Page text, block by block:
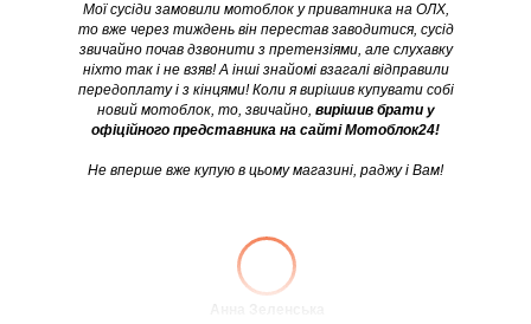
Мої сусіди замовили мотоблок у приватника на ОЛХ,
то вже через тиждень він перестав заводитися, сусід
звичайно почав дзвонити з претензіями, але слухавку
ніхто так і не взяв! А інші знайомі взагалі відправили
передоплату і з кінцями! Коли я вирішив купувати собі
новий мотоблок, то, звичайно, вирішив брати у
офіційного представника на сайті Мотоблок24!
Не вперше вже купую в цьому магазині, раджу і Вам!
Анна Зеленська